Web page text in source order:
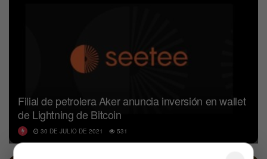
Filial de petrolera Aker anuncia inversión en wallet
de Lightning de Bitcoin
30 DE JULIO DE 2021 531